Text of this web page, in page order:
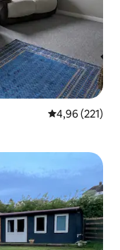
4,96 de uma
4,96 (221)